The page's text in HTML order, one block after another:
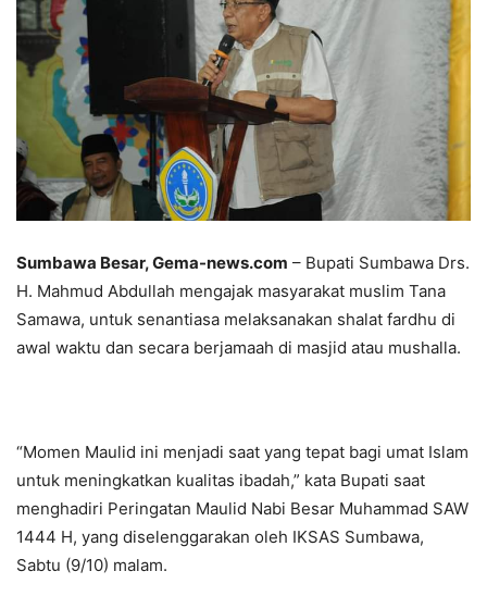
Sumbawa Besar, Gema-news.com – Bupati Sumbawa Drs.
H. Mahmud Abdullah mengajak masyarakat muslim Tana
Samawa, untuk senantiasa melaksanakan shalat fardhu di
awal waktu dan secara berjamaah di masjid atau mushalla.
“Momen Maulid ini menjadi saat yang tepat bagi umat Islam
untuk meningkatkan kualitas ibadah,” kata Bupati saat
menghadiri Peringatan Maulid Nabi Besar Muhammad SAW
1444 H, yang diselenggarakan oleh IKSAS Sumbawa,
Sabtu (9/10) malam.